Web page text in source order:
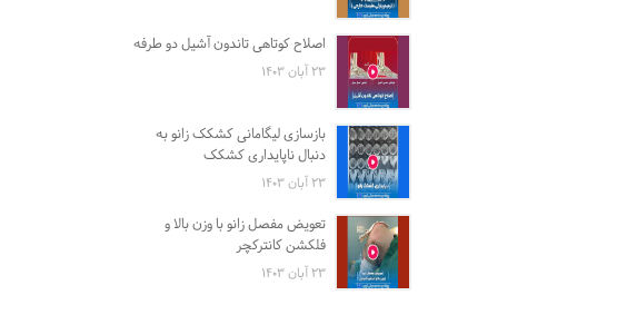
اصلاح کوتاهی تاندون آشیل دو طرفه
۲۳ آبان ۱۴۰۳
بازسازی لیگامانی کشکک زانو به
دنبال ناپایداری کشکک
۲۳ آبان ۱۴۰۳
تعویض مفصل زانو با وزن بالا و
فلکشن کانترکچر
۲۳ آبان ۱۴۰۳